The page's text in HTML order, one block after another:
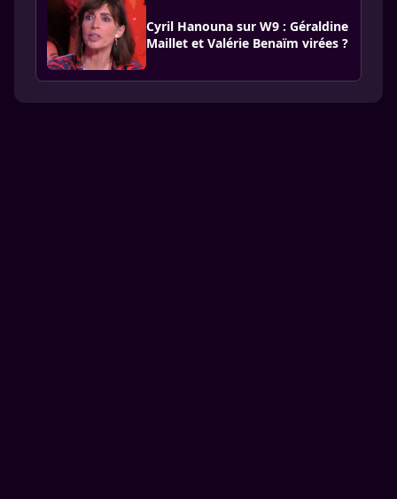
Cyril Hanouna sur W9 : Géraldine
Maillet et Valérie Benaïm virées ?